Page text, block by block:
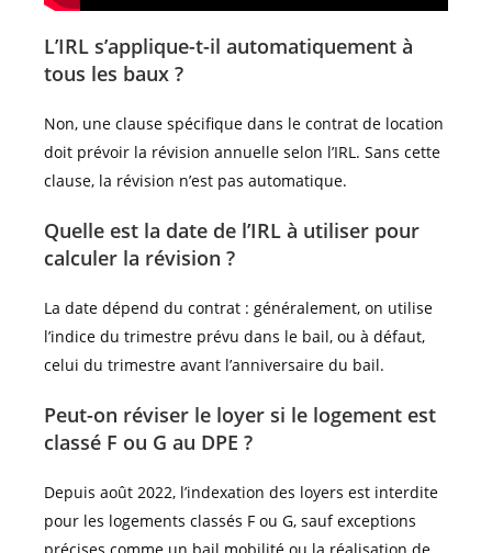
L’IRL s’applique-t-il automatiquement à
tous les baux ?
Non, une clause spécifique dans le contrat de location
doit prévoir la révision annuelle selon l’IRL. Sans cette
clause, la révision n’est pas automatique.
Quelle est la date de l’IRL à utiliser pour
calculer la révision ?
La date dépend du contrat : généralement, on utilise
l’indice du trimestre prévu dans le bail, ou à défaut,
celui du trimestre avant l’anniversaire du bail.
Peut-on réviser le loyer si le logement est
classé F ou G au DPE ?
Depuis août 2022, l’indexation des loyers est interdite
pour les logements classés F ou G, sauf exceptions